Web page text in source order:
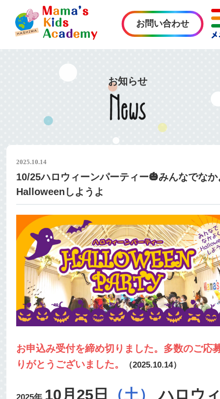
お問い合わせ
お知らせ
2025.10.14
10/25ハロウィーンパーティー🎃みんなでなか
Halloweenしようよ
お申込み受付を締め切りました。多数のご応
りがとうございました。
（2025.10.14）
10月25日 （土）
ハロウ